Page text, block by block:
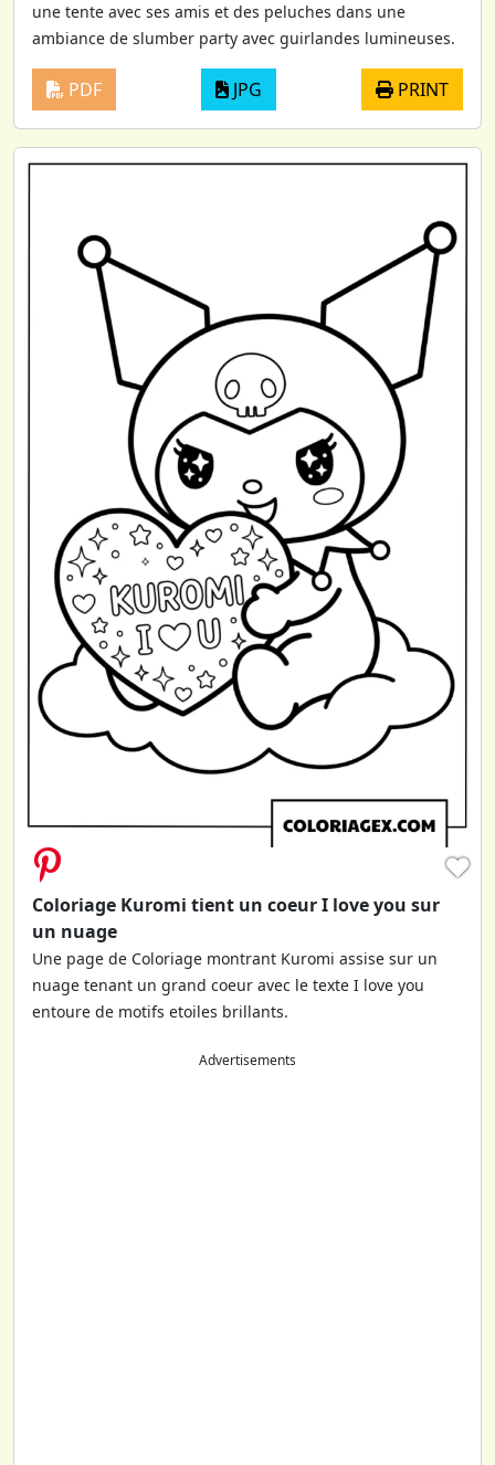
une tente avec ses amis et des peluches dans une
ambiance de slumber party avec guirlandes lumineuses.
PDF JPG PRINT
♥
Coloriage Kuromi tient un coeur I love you sur
un nuage
Une page de Coloriage montrant Kuromi assise sur un
nuage tenant un grand coeur avec le texte I love you
entoure de motifs etoiles brillants.
Advertisements